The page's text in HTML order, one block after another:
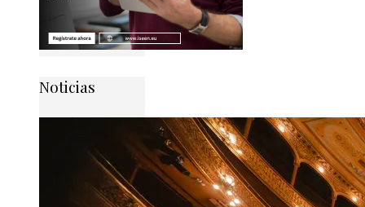
Noticias